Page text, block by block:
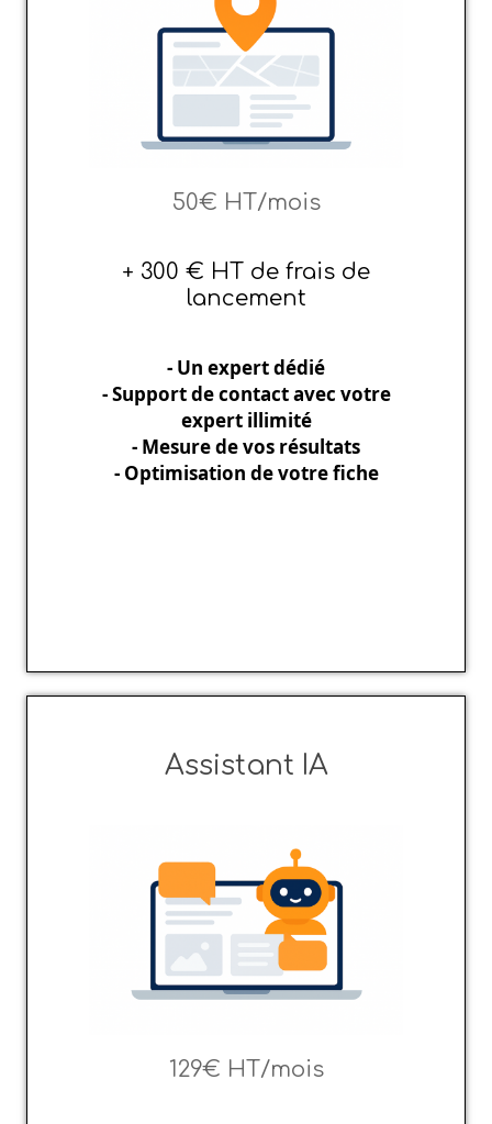
50€ HT/mois
+ 300 € HT de frais de
lancement
- Un expert dédié
- Support de contact avec votre
expert illimité
- Mesure de vos résultats
- Optimisation de votre fiche
Assistant IA
129€ HT/mois